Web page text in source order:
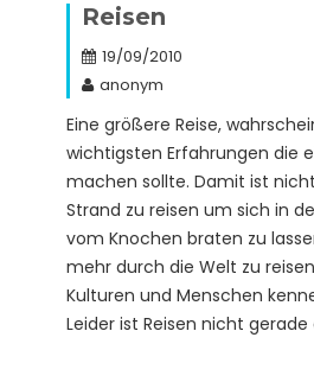
Reisen
19/09/2010
anonym
Eine größere Reise,
wichtigsten Erfahrungen die
machen sollte. Damit ist
Strand zu reisen um sich in
vom Knochen braten zu
mehr durch die Welt zu
Kulturen und Menschen
Leider ist Reisen nicht gerade